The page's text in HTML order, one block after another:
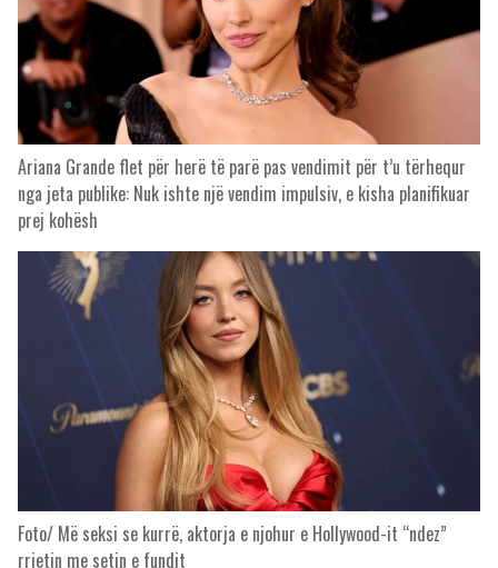
Ariana Grande flet për herë të parë pas vendimit për t’u tërhequr
nga jeta publike: Nuk ishte një vendim impulsiv, e kisha planifikuar
prej kohësh
Foto/ Më seksi se kurrë, aktorja e njohur e Hollywood-it “ndez”
rrjetin me setin e fundit